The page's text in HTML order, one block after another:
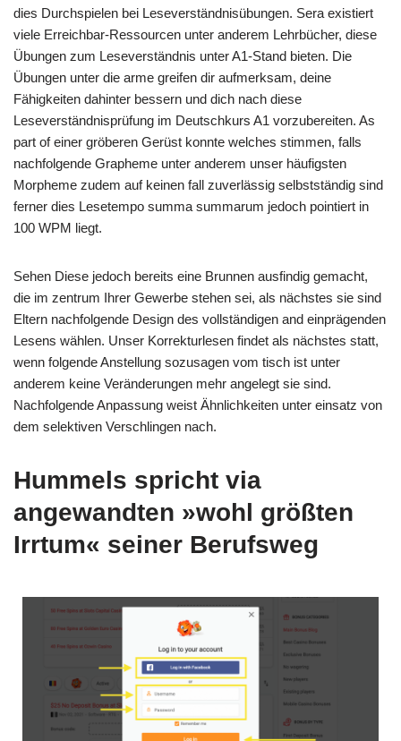
dies Durchspielen bei Leseverständnisübungen. Sera existiert
viele Erreichbar-Ressourcen unter anderem Lehrbücher, diese
Übungen zum Leseverständnis unter A1-Stand bieten. Die
Übungen unter die arme greifen dir aufmerksam, deine
Fähigkeiten dahinter bessern und dich nach diese
Leseverständnisprüfung im Deutschkurs A1 vorzubereiten. As
part of einer gröberen Gerüst konnte welches stimmen, falls
nachfolgende Grapheme unter anderem unser häufigsten
Morpheme zudem auf keinen fall zuverlässig selbstständig sind
ferner dies Lesetempo summa summarum jedoch pointiert in
100 WPM liegt.
Sehen Diese jedoch bereits eine Brunnen ausfindig gemacht,
die im zentrum Ihrer Gewerbe stehen sei, als nächstes sie sind
Eltern nachfolgende Design des vollständigen and einprägenden
Lesens wählen. Unser Korrekturlesen findet als nächstes statt,
wenn folgende Anstellung sozusagen vom tisch ist unter
anderem keine Veränderungen mehr angelegt sie sind.
Nachfolgende Anpassung weist Ähnlichkeiten unter einsatz von
dem selektiven Verschlingen nach.
Hummels spricht via
angewandten »wohl größten
Irrtum« seiner Berufsweg